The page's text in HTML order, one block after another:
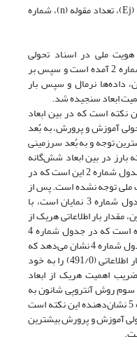
درجه اهمیت (Wj)، بار اطلاعاتی هر مقوله (Ej)، تعداد مقوله (n)، شماره
هویت ملی در اسناد تحولی
آموزش و پرورش به تفکیک در جدول شماره 2 آمده است و سپس بر
داده‌ها نرمال و سپس بار
ابعاد سنجیده شد.
این نکته است که در بین ابعاد
آموزش و پرورش، به بُعد
با 112 مورد بیشترین توجه و به بُعد سرزمینی
بارز در بین ابعاد شش‌گانه
شاخصه هویت ملی با توجه به داده‌های جدول شماره 2 این است که در
ملی توجه نشده است. پس از
نرمال‌سازی داده‌ها همان‌گونه که در جدول شماره 3 نمایان است، با
بار اطلاعاتی هریک از
ابعاد شش‌گانه هویت ملی به دست آمده است که در جدول شماره 4
نمایان است. تحلیل داده‌های حاصل از جدول شماره 4 نشان می‌دهد که
بُعد فرهنگ و میراث فرهنگی بیشترین بار اطلاعاتی (491/0) را به خود
اهمیت هریک از ابعاد
روش آنتروپی شانون به
دست آمده است. داده‌های جدول شماره 5 نشان‌دهنده این نکته است
آموزش و پرورش بیشترین